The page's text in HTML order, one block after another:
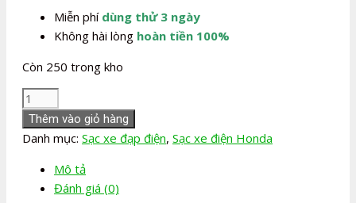
350.000,0₫.là:
280.000,0₫.
Miễn phí dùng thử 3 ngày
Không hài lòng hoàn tiền 100%
Còn 250 trong kho
Sạc
xe
đạp
Honda
Thêm vào giỏ hàng
Danh mục: Sạc xe đạp điện, Sạc xe điện Honda
Mô tả
Đánh giá (0)